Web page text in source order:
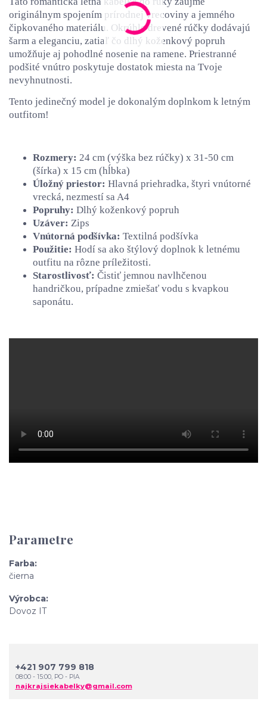
originálnym spojením prírodnej vrecoviny a jemného
čipkovaného materiálu. Okrúhle drevené rúčky dodávajú
šarm a eleganciu, zatiaľ čo dlhý koženkový popruh
umožňuje aj pohodlné nosenie na ramene. Priestranné
podšité vnútro poskytuje dostatok miesta na Tvoje
nevyhnutnosti.
Tento jedinečný model je dokonalým doplnkom k letným
outfitom!
Rozmery: 24 cm (výška bez rúčky) x 31-50 cm
(šírka) x 15 cm (hĺbka)
Úložný priestor: Hlavná priehradka, štyri vnútorné
vrecká, nezmestí sa A4
Popruhy: Dlhý koženkový popruh
Uzáver: Zips
Vnútorná podšívka: Textilná podšívka
Použitie: Hodí sa ako štýlový doplnok k letnému
outfitu na rôzne príležitosti.
Starostlivosť: Čistiť jemnou navlhčenou
handričkou, prípadne zmiešať vodu s kvapkou
saponátu.
Parametre
Farba
čierna
Výrobca
Dovoz IT
+421 907 799 818
08:00 - 15:00, PO - PIA
najkrajsiekabelky@gmail.com